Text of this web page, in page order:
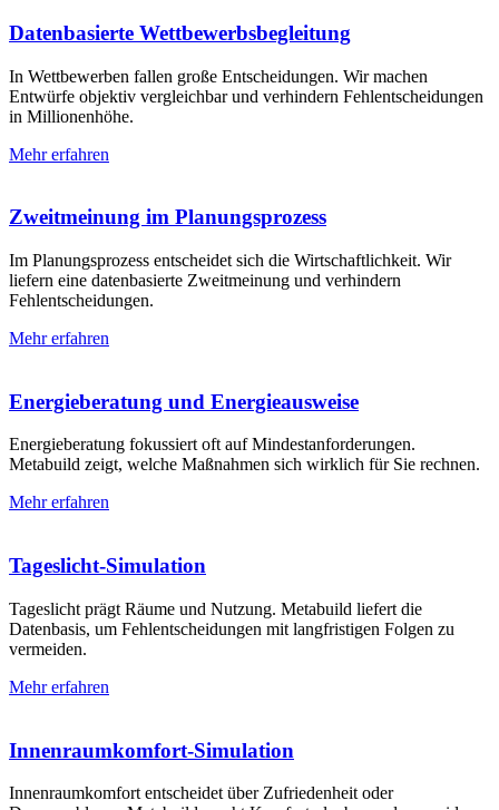
Datenbasierte Wettbewerbs­begleitung
In Wettbewerben fallen große Entscheidungen. Wir machen
Entwürfe objektiv vergleichbar und verhindern Fehlentscheidungen
in Millionenhöhe.
Mehr erfahren
Zweitmeinung im Planungs­prozess
Im Planungsprozess entscheidet sich die Wirtschaftlichkeit. Wir
liefern eine datenbasierte Zweitmeinung und verhindern
Fehlentscheidungen.
Mehr erfahren
Energieberatung und Energie­ausweise
Energieberatung fokussiert oft auf Mindest­anforderungen.
Metabuild zeigt, welche Maßnahmen sich wirklich für Sie rechnen.
Mehr erfahren
Tageslicht-Simulation
Tageslicht prägt Räume und Nutzung. Metabuild liefert die
Datenbasis, um Fehlentscheidungen mit langfristigen Folgen zu
vermeiden.
Mehr erfahren
Innenraum­komfort-Simulation
Innenraumkomfort entscheidet über Zufriedenheit oder